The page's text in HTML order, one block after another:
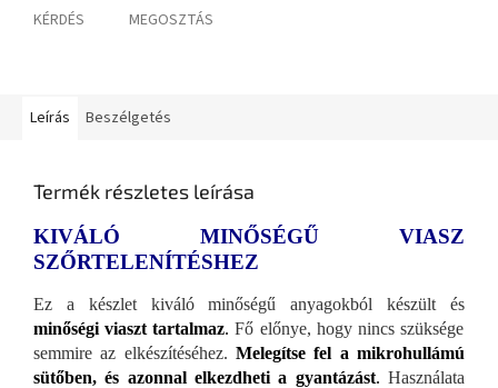
KÉRDÉS MEGOSZTÁS
Leírás Beszélgetés
Termék részletes leírása
KIVÁLÓ MINŐSÉGŰ VIASZ
SZŐRTELENÍTÉSHEZ
Ez a készlet kiváló minőségű anyagokból készült és
minőségi viaszt tartalmaz. Fő előnye, hogy nincs szüksége
semmire az elkészítéséhez. Melegítse fel a mikrohullámú
sütőben, és azonnal elkezdheti a gyantázást. Használata